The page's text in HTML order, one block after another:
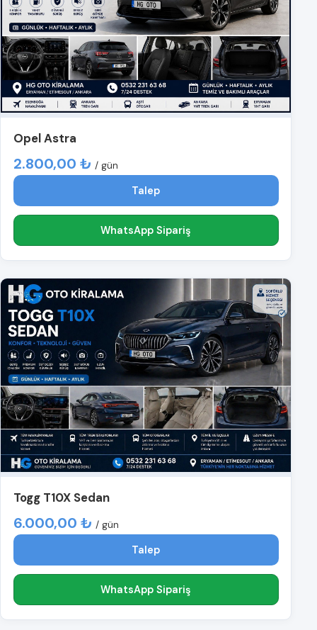
Opel Astra
2.800,00 ₺ / gün
Talep
WhatsApp Sipariş
Togg T10X Sedan
6.000,00 ₺ / gün
Talep
WhatsApp Sipariş